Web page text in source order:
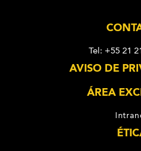
Tel: +55 21
AVISO DE
ÁREA